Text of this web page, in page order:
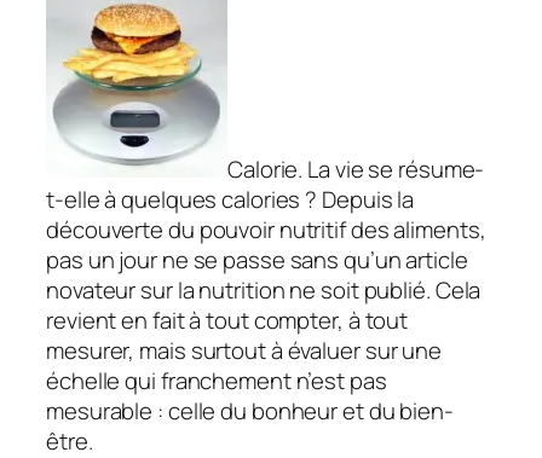
Calorie. La vie se résume-
t-elle à quelques calories ? Depuis la
découverte du pouvoir nutritif des aliments,
pas un jour ne se passe sans qu’un article
novateur sur la nutrition ne soit publié. Cela
revient en fait à tout compter, à tout
mesurer, mais surtout à évaluer sur une
échelle qui franchement n’est pas
mesurable : celle du bonheur et du bien-
être.